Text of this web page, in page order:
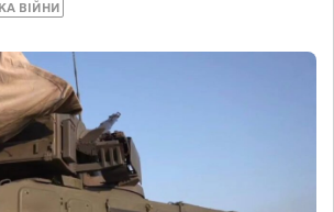
ВІЙНИ